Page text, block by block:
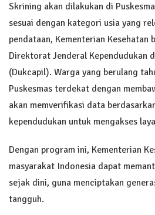
Skrining akan dilakukan di
sesuai dengan kategori usia yang
pendataan, Kementerian Kesehatan
Direktorat Jenderal Kependudukan
(Dukcapil). Warga yang berulang
Puskesmas terdekat dengan
akan memverifikasi data
kependudukan untuk mengakses
Dengan program ini, Kementerian
masyarakat Indonesia dapat
sejak dini, guna menciptakan
tangguh.